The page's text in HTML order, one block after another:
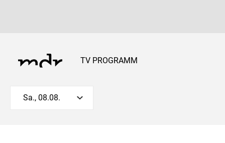
TV PROGRAMM
Sa., 08.08.